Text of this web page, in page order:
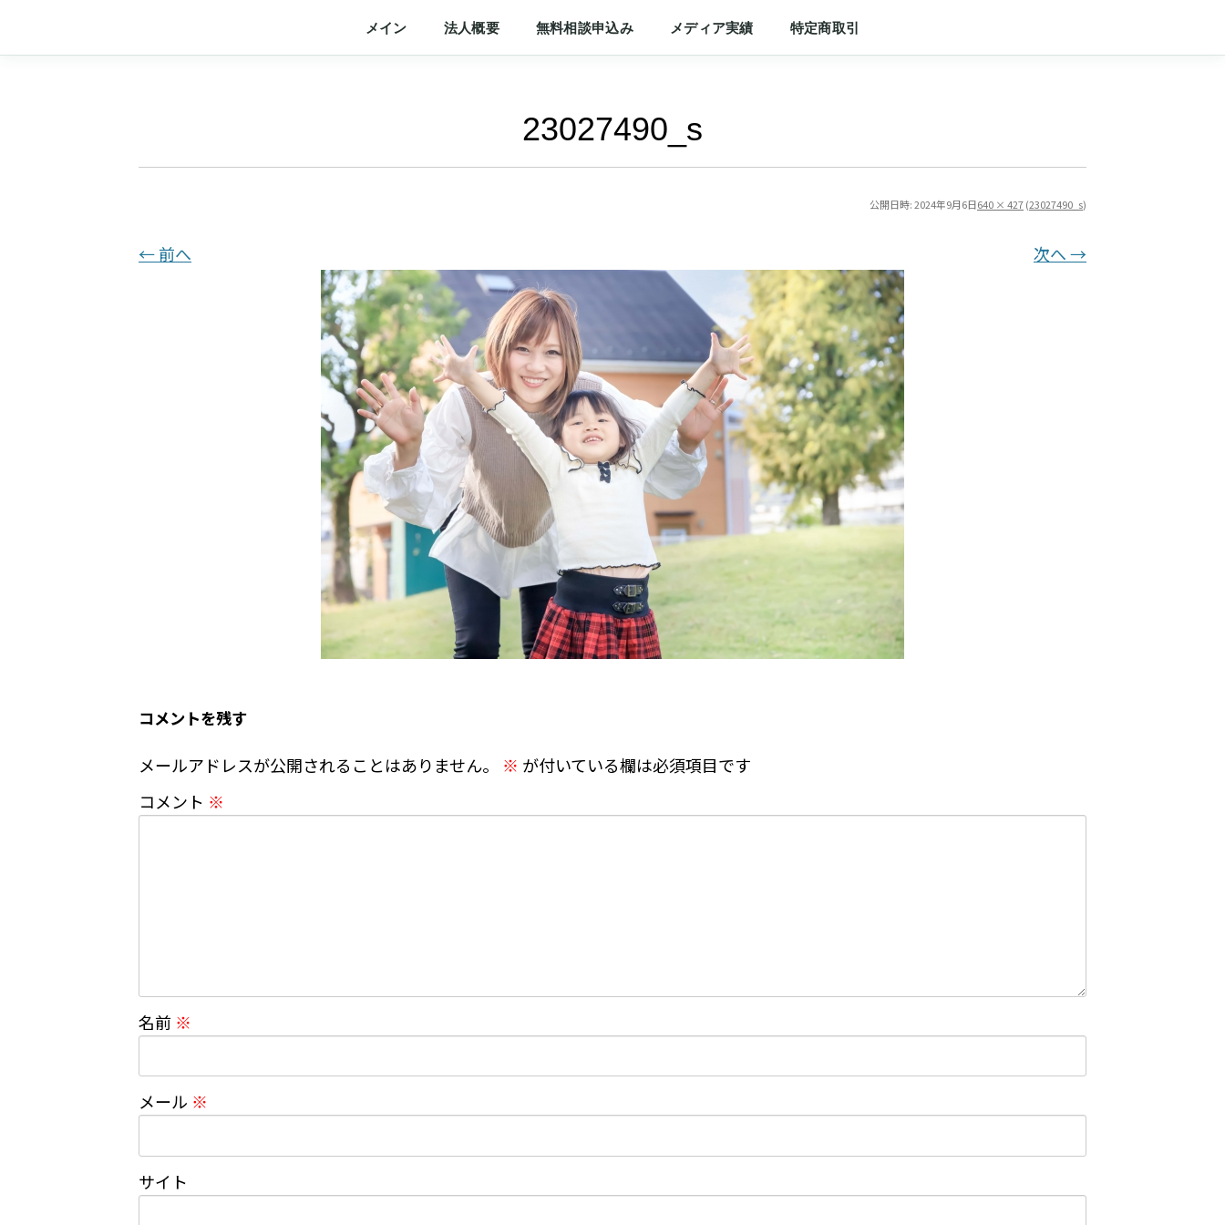
メイン 法人概要 無料相談申込み メディア実績 特定商取引
23027490_s
公開日時:2024年9月6日640 × 427(23027490_s)
← 前へ 次へ →
コメントを残す
メールアドレスが公開されることはありません。 ※ が付いている欄は必須項目です
コメント ※
名前 ※
メール ※
サイト